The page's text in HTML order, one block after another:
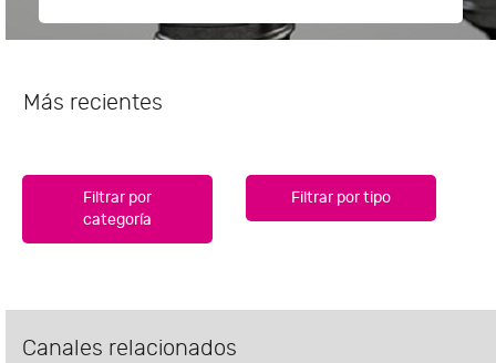
Más recientes
Filtrar por
categoría
Filtrar por tipo
Canales relacionados